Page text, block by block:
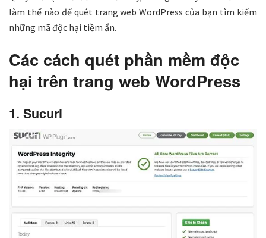
làm thế nào để quét trang web WordPress của bạn tìm kiếm
những mã độc hại tiềm ẩn.
Các cách quét phần mềm độc
hại trên trang web WordPress
1. Sucuri